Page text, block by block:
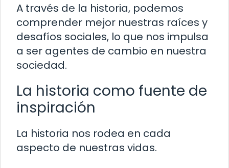
A través de la historia, podemos
comprender mejor nuestras raíces y
desafíos sociales, lo que nos impulsa
a ser agentes de cambio en nuestra
sociedad.
La historia como fuente de
inspiración
La historia nos rodea en cada
aspecto de nuestras vidas.